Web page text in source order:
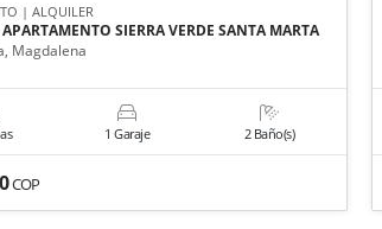
| ALQUILER
SIERRA VERDE SANTA MARTA
Magdalena
1 Garaje 2 Baño(s)
COP